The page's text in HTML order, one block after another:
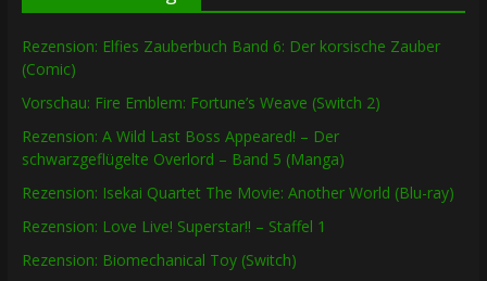
Rezension: Elfies Zauberbuch Band 6: Der korsische Zauber
(Comic)
Vorschau: Fire Emblem: Fortune’s Weave (Switch 2)
Rezension: A Wild Last Boss Appeared! – Der
schwarzgeflügelte Overlord – Band 5 (Manga)
Rezension: Isekai Quartet The Movie: Another World (Blu-ray)
Rezension: Love Live! Superstar!! – Staffel 1
Rezension: Biomechanical Toy (Switch)